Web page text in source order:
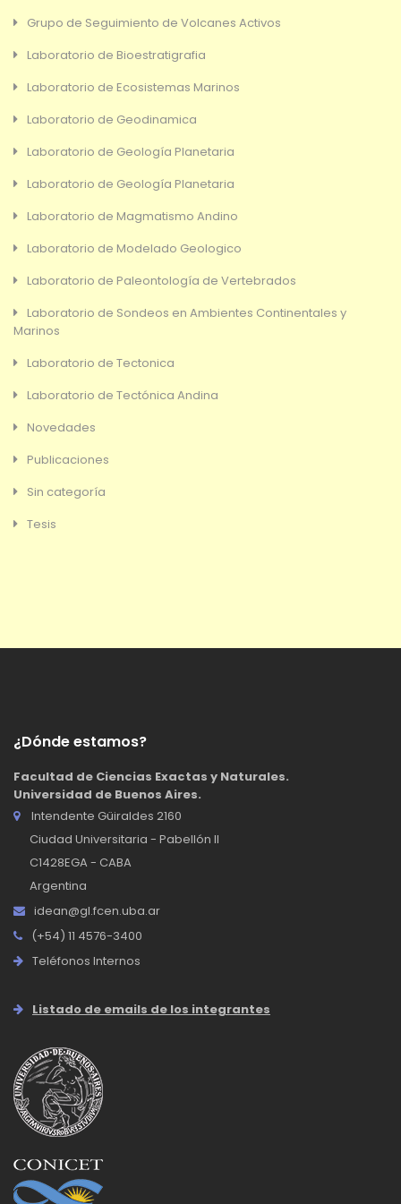
Grupo de Seguimiento de Volcanes Activos
Laboratorio de Bioestratigrafia
Laboratorio de Ecosistemas Marinos
Laboratorio de Geodinamica
Laboratorio de Geología Planetaria
Laboratorio de Geología Planetaria
Laboratorio de Magmatismo Andino
Laboratorio de Modelado Geologico
Laboratorio de Paleontología de Vertebrados
Laboratorio de Sondeos en Ambientes Continentales y
Marinos
Laboratorio de Tectonica
Laboratorio de Tectónica Andina
Novedades
Publicaciones
Sin categoría
Tesis
¿Dónde estamos?
Facultad de Ciencias Exactas y Naturales.
Universidad de Buenos Aires.
Intendente Güiraldes 2160
Ciudad Universitaria - Pabellón II
C1428EGA - CABA
Argentina
idean@gl.fcen.uba.ar
(+54) 11 4576-3400
Teléfonos Internos
Listado de emails de los integrantes